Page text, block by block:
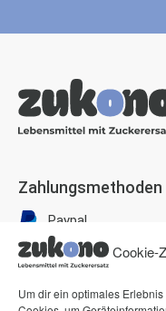
Cookie-
Um dir ein optimales
Zahlungsmethoden
Paypal
Visa
American Express